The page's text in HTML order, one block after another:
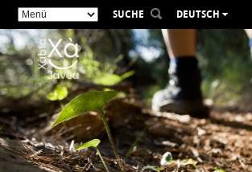
SUCHE
DEUTSCH
ESPAÑOL
VALENCIÀ
ENGLISH
FRANÇAIS
РУССКИЙ